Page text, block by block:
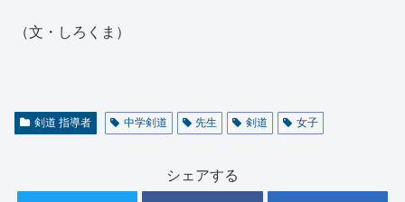
（文・しろくま）
剣道 指導者 中学剣道 先生 剣道 女子
シェアする